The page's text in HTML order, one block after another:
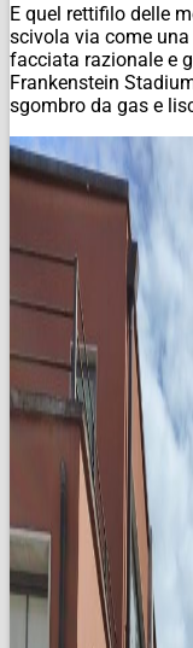
E quel rettifilo delle
scivola via come
facciata razionale e
Frankenstein
sgombro da gas e